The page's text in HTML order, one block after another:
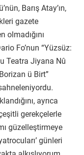
Barış Atay’ın,
gazete
olmadığını
Fo’nun “Yüzsüz:
Teatra Jiyana Nû
ü Birt”
ayrıca
gerekçelerle
güzelleştirmeye
günleri